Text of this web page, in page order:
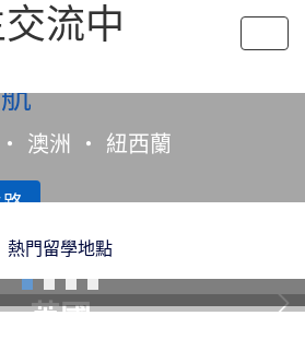
澳洲 ‧ 紐西蘭
熱門留學地點
英國
Next